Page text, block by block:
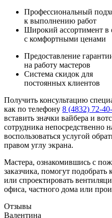
Профессиональный
к выполнению работ
Широкий ассортимент в
с комфортными ценами
Предоставление
на работу мастеров
Система скидок для
постоянных клиентов
Получить консультацию
как по телефону 8 (4832) 72-
вставить значки вайбера и
сотрудника непосредственно
воспользоваться услугой
правом углу экрана.
Мастера, ознакомившись с
заказчика, помогут подобрать
или спроектировать
офиса, частного дома или
Отзывы
Валентина